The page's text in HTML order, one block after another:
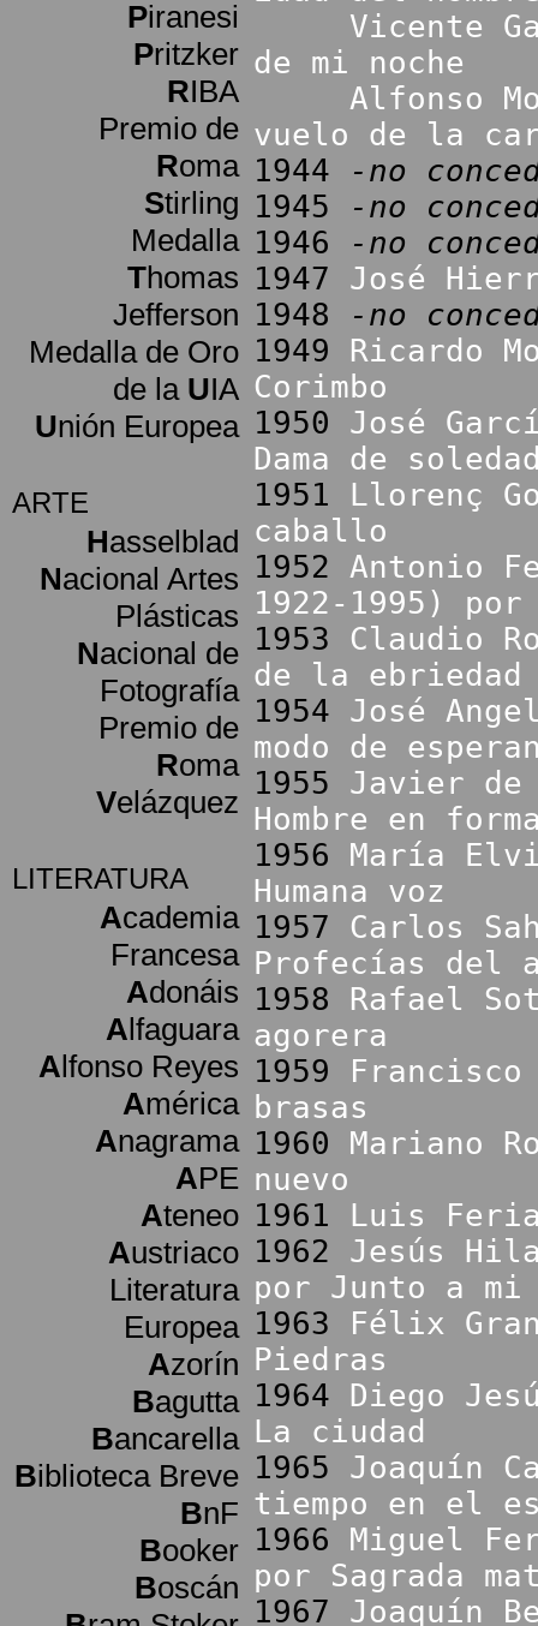
Piranesi
Pritzker
RIBA
Premio de
Roma
Stirling
Medalla
Thomas
Jefferson
Medalla de Oro
de la UIA
Unión Europea
ARTE
Hasselblad
Nacional Artes
Plásticas
Nacional de
Fotografía
Premio de
Roma
Velázquez
LITERATURA
Academia
Francesa
Adonáis
Alfaguara
Alfonso Reyes
América
Anagrama
APE
Ateneo
Austriaco
Literatura
Europea
Azorín
Bagutta
Bancarella
Biblioteca Breve
BnF
Booker
Boscán
Vicente
de mi noche
Alfonso
vuelo de la
1944
-no
1945
-no
1946
-no
1947 José
1948
-no
1949 Ricardo
Corimbo
1950 José
Dama de
1951 Llorenç
caballo
1952 Antonio
1922-1995)
1953 Claudio
de la ebriedad
1954 José
modo de
1955 Javier de
Hombre en
1956 María
Humana voz
1957 Carlos
Profecías del
1958 Rafael
agorera
1959
brasas
1960 Mariano
nuevo
1961 Luis
1962 Jesús
por Junto a
1963 Félix
Piedras
1964 Diego
La ciudad
1965 Joaquín
tiempo en el
1966 Miguel
por Sagrada
1967 Joaquín